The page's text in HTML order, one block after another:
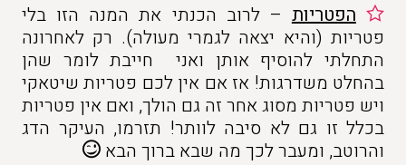
הפטריות– לרוב הכנתי את המנה הזו בלי
פטריות (והיא יצאה לגמרי מעולה). רק לאחרונה
התחלתי להוסיף אותן ואני חייבת לומר שהן
בהחלט משדרגות! אז אם אין לכם פטריות שיטאקי
ויש פטריות מסוג אחר זה גם הולך, ואם אין פטריות
בכלל זו גם לא סיבה לוותר! תזרמו, העיקר הדג
והרוטב, ומעבר לכך מה שבא ברוך הבא